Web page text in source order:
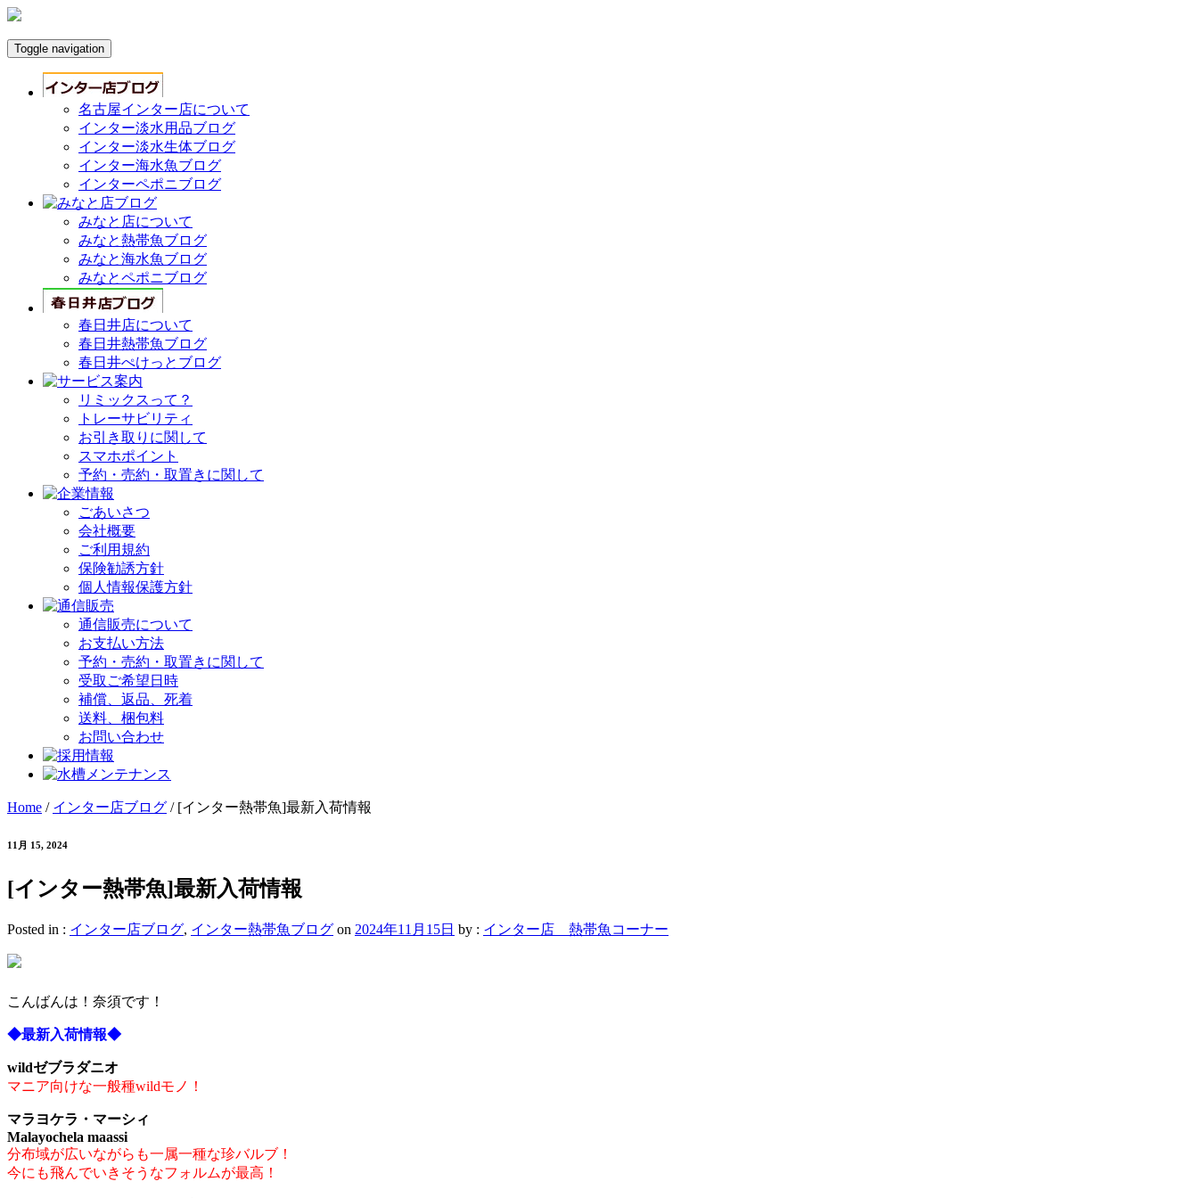
Toggle navigation
名古屋インター店について
インター淡水用品ブログ
インター淡水生体ブログ
インター海水魚ブログ
インターペポニブログ
みなと店について
みなと熱帯魚ブログ
みなと海水魚ブログ
みなとペポニブログ
春日井店について
春日井熱帯魚ブログ
春日井ぺけっとブログ
リミックスって？
トレーサビリティ
お引き取りに関して
スマホポイント
予約・売約・取置きに関して
ごあいさつ
会社概要
ご利用規約
保険勧誘方針
個人情報保護方針
通信販売について
お支払い方法
予約・売約・取置きに関して
受取ご希望日時
補償、返品、死着
送料、梱包料
お問い合わせ
Home / インター店ブログ / [インター熱帯魚]最新入荷情報
11月 15, 2024
[インター熱帯魚]最新入荷情報
Posted in : インター店ブログ, インター熱帯魚ブログ on 2024年11月15日 by : インター店 熱帯魚コーナー
こんばんは！奈須です！
◆最新入荷情報◆
wildゼブラダニオ
マニア向けな一般種wildモノ！
マラヨケラ・マーシィ
Malayochela maassi
分布域が広いながらも一属一種な珍バルブ！
今にも飛んでいきそうなフォルムが最高！